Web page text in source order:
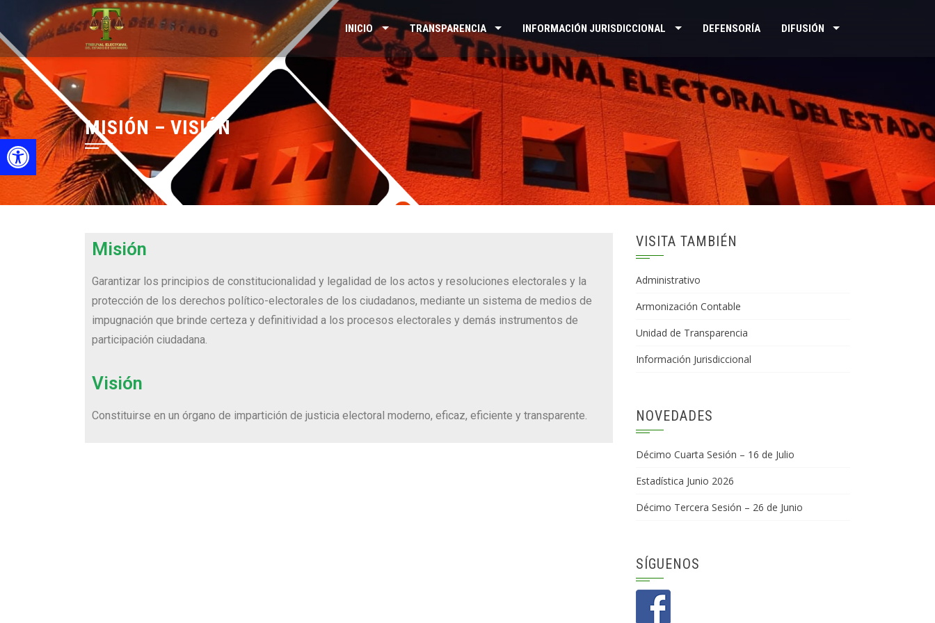
Open toolbar
INICIO TRANSPARENCIA INFORMACIÓN JURISDICCIONAL DEFENSORÍA DIFUSIÓN
MISIÓN – VISIÓN
Misión
Garantizar los principios de constitucionalidad y legalidad de los actos y resoluciones electorales y la
protección de los derechos político-electorales de los ciudadanos, mediante un sistema de medios de
impugnación que brinde certeza y definitividad a los procesos electorales y demás instrumentos de
participación ciudadana.
Visión
Constituirse en un órgano de impartición de justicia electoral moderno, eficaz, eficiente y transparente.
VISITA TAMBIÉN
Administrativo
Armonización Contable
Unidad de Transparencia
Información Jurisdiccional
NOVEDADES
Décimo Cuarta Sesión – 16 de Julio
Estadística Junio 2026
Décimo Tercera Sesión – 26 de Junio
SÍGUENOS